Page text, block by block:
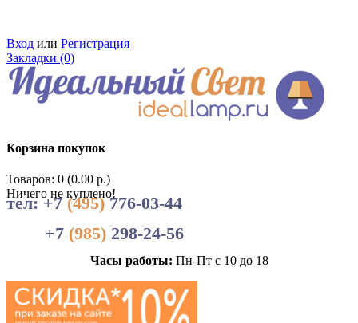
Вход или Регистрация
Закладки (0)
Корзина покупок
Товаров: 0 (0.00 р.)
Ничего не куплено!
тел: +7(495)776-03-44
+7 (985) 298-24-56
Часы работы: Пн-Пт с 10 до 18